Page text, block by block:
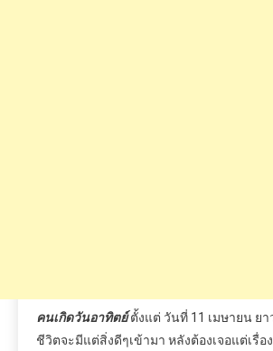
คนเกิดวันอาทิตย์ตั้งแต่ วันที่ 11 เมษายน ยา
ชีวิตจะมีแต่สิ่งดีๆเข้ามา หลังต้องเจอแต่เรื่